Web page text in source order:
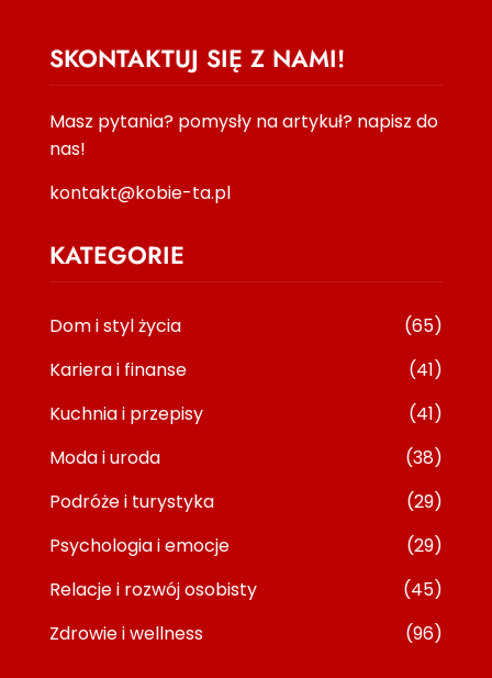
SKONTAKTUJ SIĘ Z NAMI!
Masz pytania? pomysły na artykuł? napisz do
nas!
kontakt@kobie-ta.pl
KATEGORIE
Dom i styl życia
(65)
Kariera i finanse
(41)
Kuchnia i przepisy
(41)
Moda i uroda
(38)
Podróże i turystyka
(29)
Psychologia i emocje
(29)
Relacje i rozwój osobisty
(45)
Zdrowie i wellness
(96)